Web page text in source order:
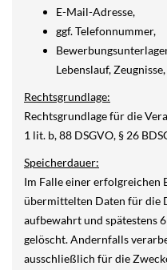
E-Mail-Adresse,
ggf. Telefonnummer,
Lebenslauf,
Rechtsgrundlage:
Rechtsgrundlage für die
1 lit. b, 88 DSGVO, § 26
Speicherdauer:
Im Falle einer erfolgreichen
übermittelten Daten für die
aufbewahrt und spätestens
gelöscht. Andernfalls
ausschließlich für die